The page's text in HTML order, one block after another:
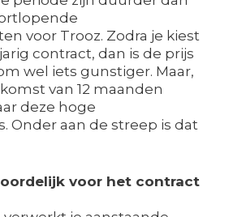
voor Trooz. Zodra je kiest
contract, dan is de prijs
wel iets gunstiger. Maar,
van 12 maanden
deze hoge
Onder aan de streep is dat
voor het contract